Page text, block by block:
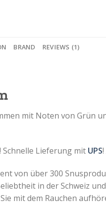
BRAND REVIEWS (1)
mit Noten von Grün
Schnelle Lieferung mit UPS
von über 300
in der Schweiz
mit dem Rauchen